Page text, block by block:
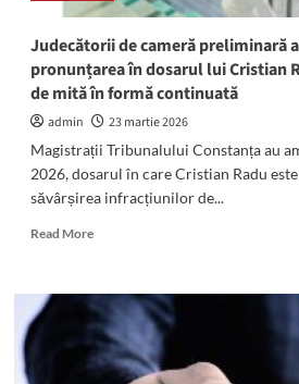
Judecătorii de cameră preliminară
pronunțarea în dosarul lui Cristian
de mită în formă continuată
admin
23 martie 2026
Magistrații Tribunalului Constanța au
2026, dosarul în care Cristian Radu
săvârșirea infracțiunilor de...
Read MoreRead
Judecătorii
de
cameră
preliminară
au